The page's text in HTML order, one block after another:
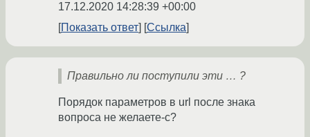
17.12.2020 14:28:39 +00:00
Показать ответ
Ссылка
Правильно ли поступили эти … ?
Порядок параметров в url после знака
вопроса не желаете-с?